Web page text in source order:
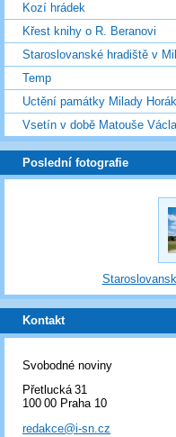
Kozí hrádek
Křest knihy o R. Beranovi
Staroslovanské hradiště v
Temp
Uctění památky Milady
Vsetín v době Matouše
Poslední fotografie
Kontakt
Svobodné noviny
Přetlucká 31
100 00 Praha 10
redakce@i-sn.cz